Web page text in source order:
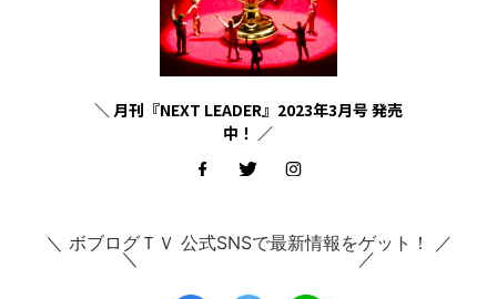
＼ 月刊『NEXT LEADER』2023年3月号 発売
中！ ／
＼ ボブログＴＶ 公式SNSで最新情報をゲット！ ／